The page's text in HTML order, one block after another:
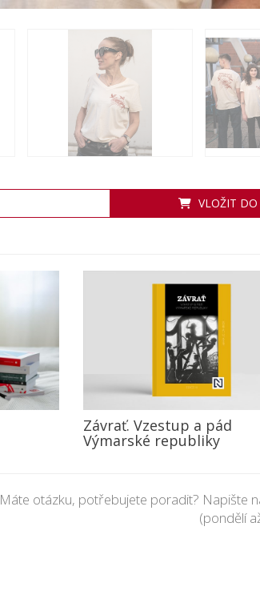
VLOŽIT DO
Závrať. Vzestup a pád
Výmarské republiky
Máte otázku, potřebujete poradit? Napište
(pondělí